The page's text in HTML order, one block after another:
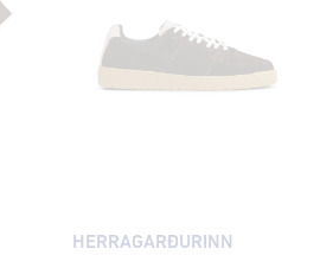
HERRAGARÐURINN